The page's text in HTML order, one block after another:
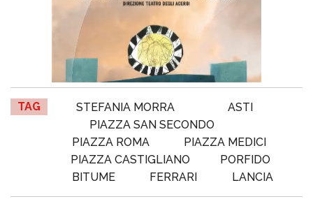
TAG STEFANIA MORRA
ASTI
PIAZZA SAN SECONDO
PIAZZA ROMA
PIAZZA MEDICI
PIAZZA CASTIGLIANO
PORFIDO
BITUME
FERRARI LANCIA